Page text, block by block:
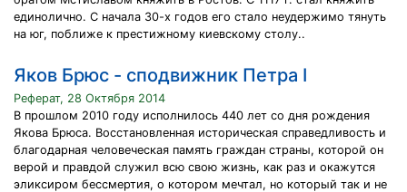
единолично. С начала 30-х годов его стало неудержимо тянуть
на юг, поближе к престижному киевскому столу..
Яков Брюс - сподвижник Петра I
Реферат, 28 Октября 2014
В прошлом 2010 году исполнилось 440 лет со дня рождения
Якова Брюса. Восстановленная историческая справедливость и
благодарная человеческая память граждан страны, которой он
верой и правдой служил всю свою жизнь, как раз и окажутся
эликсиром бессмертия, о котором мечтал, но который так и не